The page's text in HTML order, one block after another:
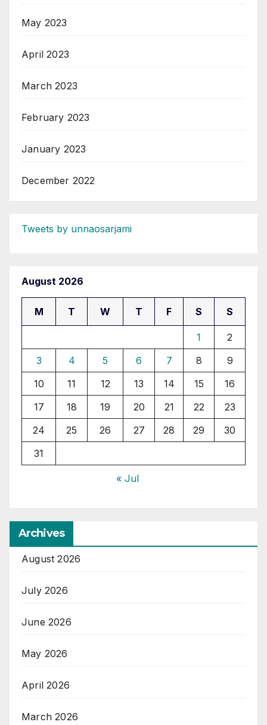
May 2023
April 2023
March 2023
February 2023
January 2023
December 2022
Tweets by unnaosarjami
August 2026
M T W T F S S
1
2
3
4 5 6 7 8
9
10
11 12 13 14 15
16
17
18 19 20 21 22
23
24
25 26 27 28 29
30
31
« Jul
Archives
August 2026
July 2026
June 2026
May 2026
April 2026
March 2026